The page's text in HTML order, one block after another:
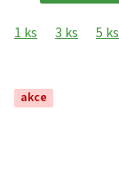
1 ks 3 ks 5 ks
akce